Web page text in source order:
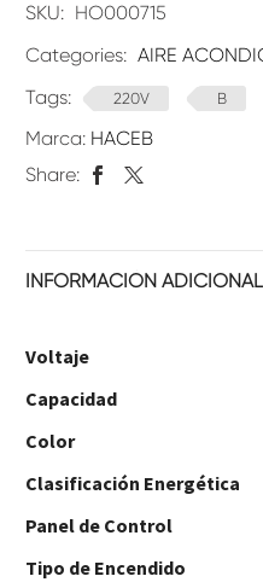
SKU: HO000715
Categories: AIRE
Tags:
220V B
Marca: HACEB
Share:
INFORMACIÓN ADICIONAL
Voltaje
Capacidad
Color
Clasificación Energética
Panel de Control
Tipo de Encendido